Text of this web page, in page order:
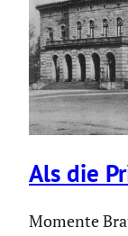
Als die
Momente